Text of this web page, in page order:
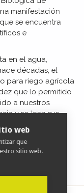
manifestación
se encuentra
e
en el agua,
décadas, el
para riego agrícola
que lo permitido
a nuestros
y se lean sus
aquí
web
que
sitio web.